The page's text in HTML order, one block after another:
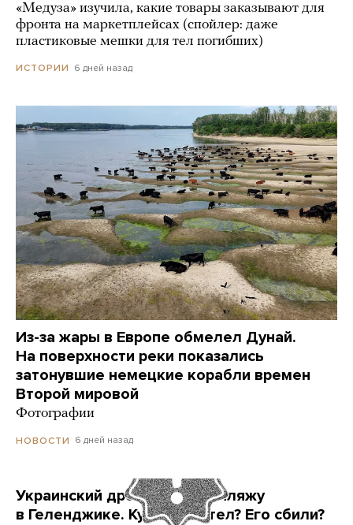
«Медуза» изучила, какие товары заказывают для
фронта на маркетплейсах (спойлер: даже
пластиковые мешки для тел погибших)
ИСТОРИИ 6 дней назад
Из-за жары в Европе обмелел Дунай.
На поверхности реки показались
затонувшие немецкие корабли времен
Второй мировой
Фотографии
НОВОСТИ 6 дней назад
Украинский дрон попал по пляжу
в Геленджике. Куда он летел? Его сбили?